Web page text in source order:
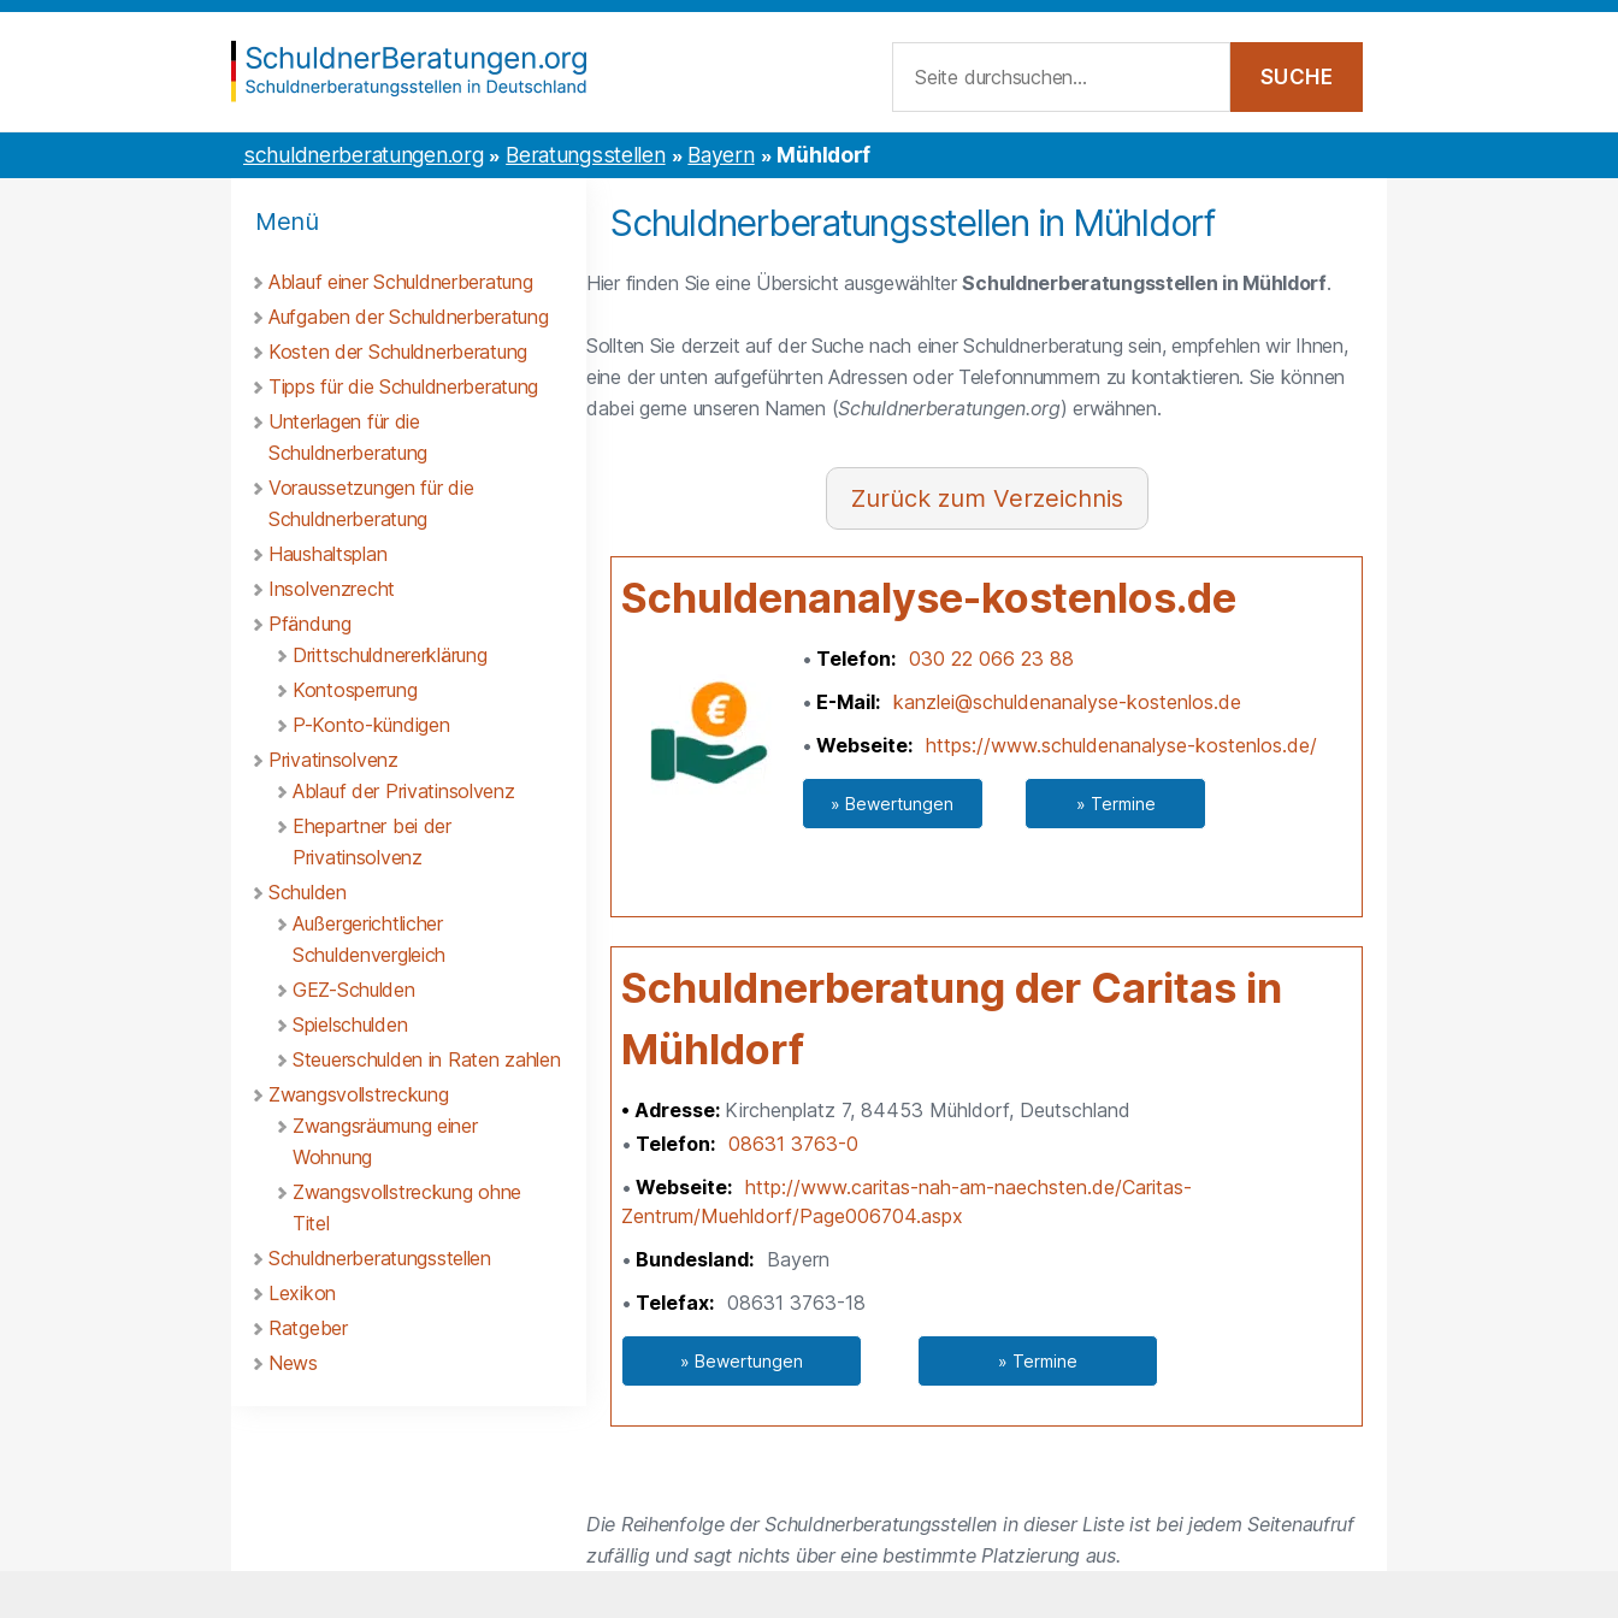
Inhalt
to
schuldnerberatungen.org Beratungsstellen Bayern Mühldorf
Menü
Ablauf einer Schuldnerberatung
Aufgaben der Schuldnerberatung
Kosten der Schuldnerberatung
Tipps für die Schuldnerberatung
Unterlagen für die
Schuldnerberatung
Voraussetzungen für die
Schuldnerberatung
Haushaltsplan
Insolvenzrecht
Pfändung
Drittschuldnererklärung
Kontosperrung
P-Konto-kündigen
Privatinsolvenz
Ablauf der Privatinsolvenz
Ehepartner bei der
Privatinsolvenz
Schulden
Außergerichtlicher
Schuldenvergleich
GEZ-Schulden
Spielschulden
Steuerschulden in Raten zahlen
Zwangsvollstreckung
Zwangsräumung einer
Wohnung
Zwangsvollstreckung ohne
Titel
Schuldnerberatungsstellen
Lexikon
Ratgeber
News
Schuldnerberatungsstellen in Mühldorf
Hier finden Sie eine Übersicht ausgewählterSchuldnerberatungsstellen in Mühldorf.
Sollten Sie derzeit auf der Suche nach einer Schuldnerberatung sein, empfehlen wir Ihnen,
eine der unten aufgeführten Adressen oder Telefonnummern zu kontaktieren. Sie können
dabei gerne unseren Namen (Schuldnerberatungen.org) erwähnen.
Verzeichnis
Schuldenanalyse-kostenlos.de
Telefon
030 22 066 23 88
E-Mail
kanzlei@schuldenanalyse-kostenlos.de
Webseite
https://www.schuldenanalyse-kostenlos.de/
» Bewertungen » Termine
Schuldnerberatung der Caritas in
Mühldorf
Adresse: Kirchenplatz 7, 84453 Mühldorf, Deutschland
Telefon
08631 3763-0
Webseite
http://www.caritas-nah-am-naechsten.de/Caritas-
Zentrum/Muehldorf/Page006704.aspx
Bundesland
Bayern
Telefax
08631 3763-18
» Bewertungen » Termine
Die Reihenfolge der Schuldnerberatungsstellen in dieser Liste ist bei jedem Seitenaufruf
zufällig und sagt nichts über eine bestimmte Platzierung aus.